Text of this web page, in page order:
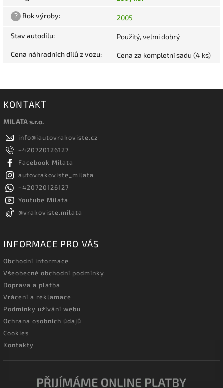
? Rok výroby: 2005
Stav autodílu: Použitý, velmi dobrý
Cena náhradních dílů z vozu: Cena za kompletní sadu (4 ks)
KONTAKT
MILATA s.r.o.
info@iautovrakoviste.cz
+420720126127
Facebook Milata
autovrakoviste_milata
+420720126127
Youtube Milata
@vrakoviste.milata
INFORMACE PRO VÁS
Obchodní informace
Všeobecné obchodní podmínky
Doprava a platba
Vrácení a reklamace
Podmínky užívání webu
Ochrana osobních údajů
Cookies
Kontakty